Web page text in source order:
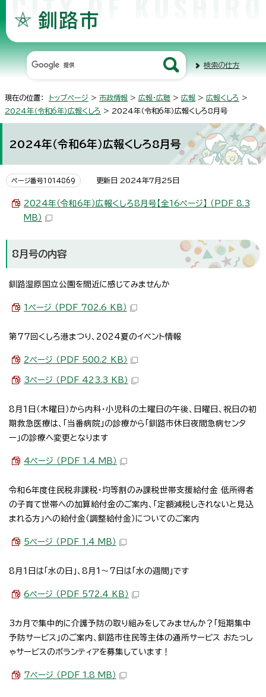
検索の仕方
現在の位置： トップページ > 市政情報 > 広報・広聴 > 広報 > 広報くしろ >
2024年（令和6年）広報くしろ > 2024年（令和6年）広報くしろ8月号
2024年（令和6年）広報くしろ8月号
ページ番号1014869 更新日 2024年7月25日
2024年（令和6年）広報くしろ8月号【全16ページ】 （PDF 8.3
MB）
8月号の内容
釧路湿原国立公園を間近に感じてみませんか
1ページ （PDF 702.6 KB）
第77回くしろ港まつり、2024夏のイベント情報
2ページ （PDF 500.2 KB）
3ページ （PDF 423.3 KB）
8月1日（木曜日）から内科・小児科の土曜日の午後、日曜日、祝日の初
期救急医療は、「当番病院」の診療から「釧路市休日夜間急病センタ
ー」の診療へ変更となります
4ページ （PDF 1.4 MB）
令和6年度住民税非課税・均等割のみ課税世帯支援給付金 低所得者
の子育て世帯への加算給付金のご案内、「定額減税しきれないと見込
まれる方」への給付金（調整給付金）についてのご案内
5ページ （PDF 1.4 MB）
8月1日は「水の日」、8月1～7日は「水の週間」です
6ページ （PDF 572.4 KB）
3カ月で集中的に介護予防の取り組みをしてみませんか？「短期集中
予防サービス」のご案内、釧路市住民等主体の通所サービス おたっし
ゃサービスのボランティアを募集しています！
7ページ （PDF 1.8 MB）